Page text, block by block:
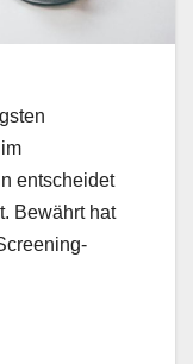
entscheidet
Bewährt hat